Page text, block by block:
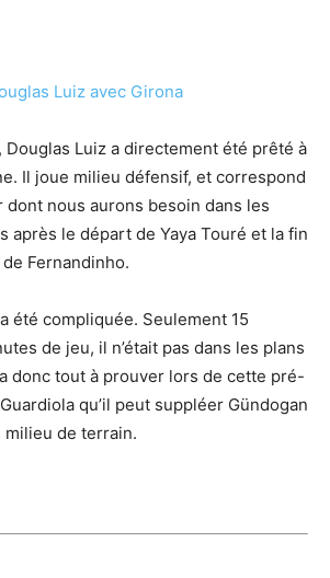
Luiz avec Girona
Douglas Luiz a directement été prêté à
Il joue milieu défensif, et correspond
nous aurons besoin dans les
après le départ de Yaya Touré et la fin
Fernandinho.
été compliquée. Seulement 15
de jeu, il n’était pas dans les plans
donc tout à prouver lors de cette pré-
qu’il peut suppléer Gündogan
milieu de terrain.